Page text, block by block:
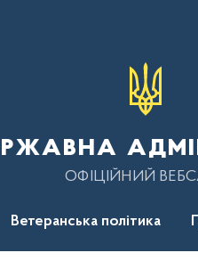
ОФІЦІЙНИЙ
Ветеранська політика